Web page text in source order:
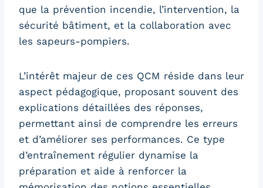
que la prévention incendie, l’intervention, la
sécurité bâtiment, et la collaboration avec
les sapeurs-pompiers.
L’intérêt majeur de ces QCM réside dans leur
aspect pédagogique, proposant souvent des
explications détaillées des réponses,
permettant ainsi de comprendre les erreurs
et d’améliorer ses performances. Ce type
d’entraînement régulier dynamise la
préparation et aide à renforcer la